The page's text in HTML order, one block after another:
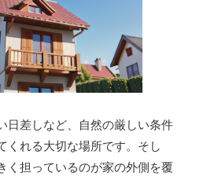
日差しなど、自然の厳しい条件
くれる大切な場所です。そし
く担っているのが家の外側を覆